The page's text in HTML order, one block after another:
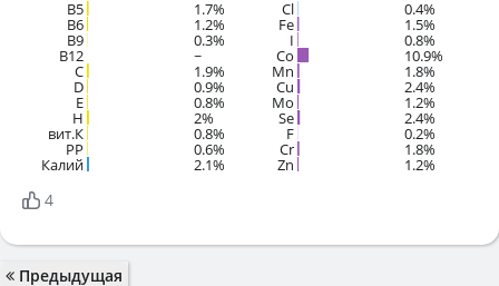
B5 1.7%
B6 1.2%
B9 0.3%
B12 ~
C 1.9%
D 0.9%
E 0.8%
H 2%
вит.К 0.8%
PP 0.6%
Калий 2.1%
Cl 0.4%
Fe 1.5%
I 0.8%
Co 10.9%
Mn 1.8%
Cu 2.4%
Mo 1.2%
Se 2.4%
F 0.2%
Cr 1.8%
Zn 1.2%
4
Предыдущая